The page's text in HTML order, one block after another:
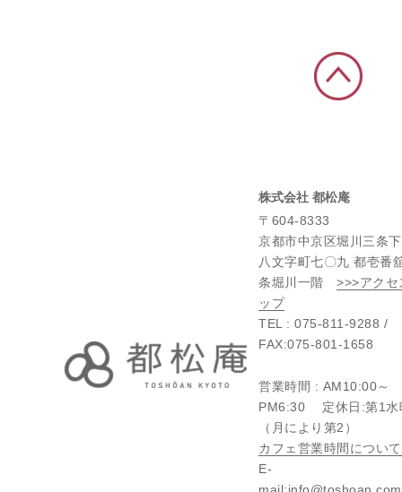
株式会社 都松庵
〒604-8333
京都市中京区堀川三条
八文字町七〇九 都壱番
条堀川一階>>>アクセ
ップ
TEL : 075-811-9288 /
FAX:075-801-1658
営業時間 : AM10:00～
PM6:30 定休日:第1水
（月により第2）
カフェ営業時間について
E-